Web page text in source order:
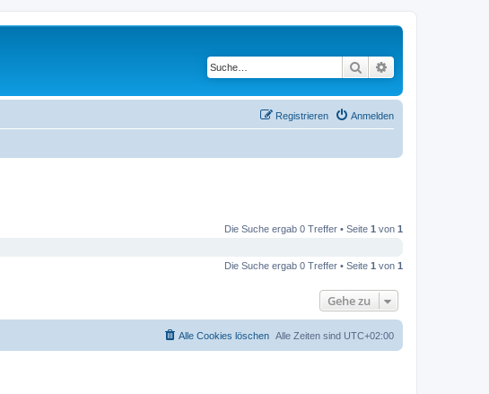
Suche
Anmelden
Registrieren
Die Suche ergab 0 Treffer • Seite 1 von 1
Die Suche ergab 0 Treffer • Seite 1 von 1
Gehe zu
Alle Zeiten sind UTC+02:00
Alle Cookies löschen